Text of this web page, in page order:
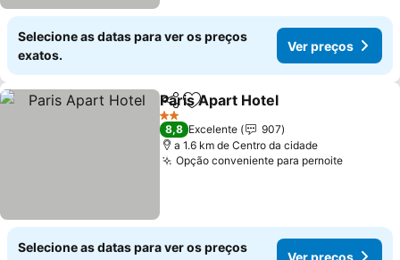
Selecione as datas para ver os preços
exatos.
Ver preços
PartilharAdicionar aos favoritos
Paris Apart Hotel
2 Estrelas
8,8 Excelente
907
a 1.6 km de Centro da cidade
Opção conveniente para pernoite
Selecione as datas para ver os preços
Ver preços